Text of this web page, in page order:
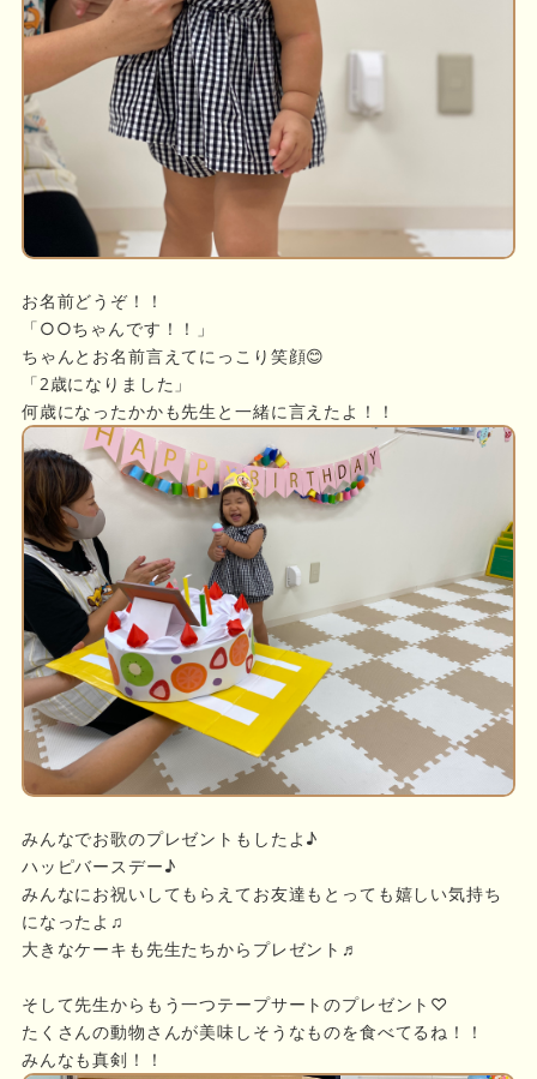
お名前どうぞ！！
「○○ちゃんです！！」
ちゃんとお名前言えてにっこり笑顔😊
「2歳になりました」
何歳になったかかも先生と一緒に言えたよ！！
みんなでお歌のプレゼントもしたよ♪
ハッピバースデー♪
みんなにお祝いしてもらえてお友達もとっても嬉しい気持ち
になったよ♫
大きなケーキも先生たちからプレゼント♬
そして先生からもう一つテープサートのプレゼント♡
たくさんの動物さんが美味しそうなものを食べてるね！！
みんなも真剣！！